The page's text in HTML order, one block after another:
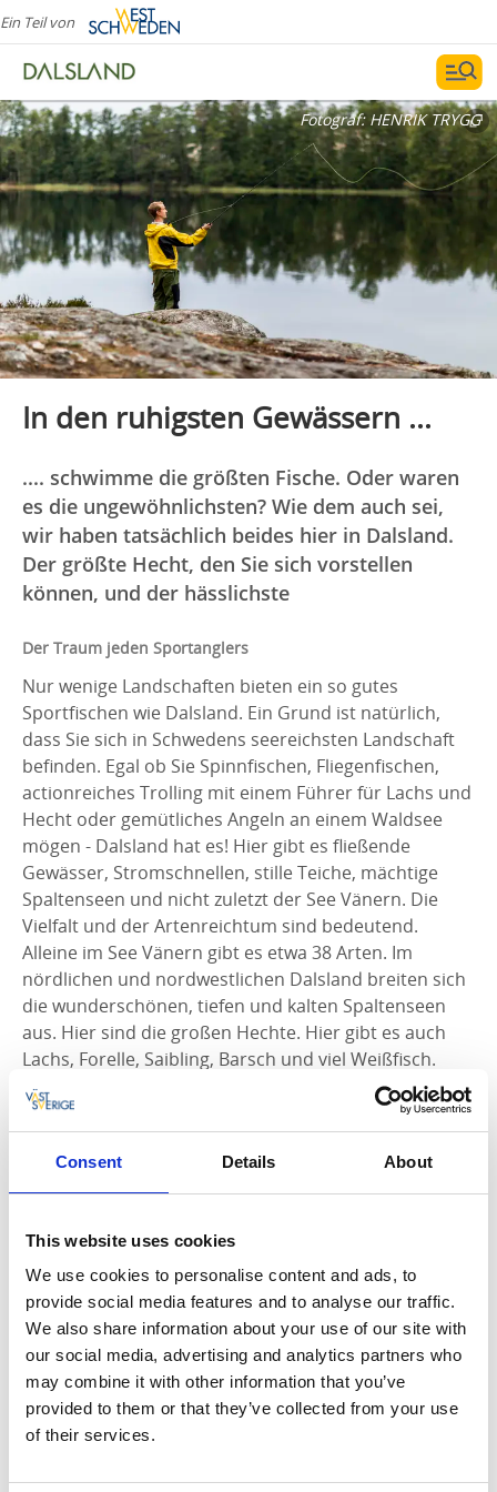
Consent Details About
This website uses cookies
We use cookies to personalise content and ads, to
provide social media features and to analyse our traffic.
We also share information about your use of our site with
our social media, advertising and analytics partners who
may combine it with other information that you’ve
provided to them or that they’ve collected from your use
of their services.
Ein Teil von
Fotograf:HENRIK TRYGG
In den ruhigsten Gewässern ...
.... schwimme die größten Fische. Oder waren
es die ungewöhnlichsten? Wie dem auch sei,
wir haben tatsächlich beides hier in Dalsland.
Der größte Hecht, den Sie sich vorstellen
können, und der hässlichste
Der Traum jeden Sportanglers
Nur wenige Landschaften bieten ein so gutes
Sportfischen wie Dalsland. Ein Grund ist natürlich,
dass Sie sich in Schwedens seereichsten Landschaft
befinden. Egal ob Sie Spinnfischen, Fliegenfischen,
actionreiches Trolling mit einem Führer für Lachs und
Hecht oder gemütliches Angeln an einem Waldsee
mögen - Dalsland hat es! Hier gibt es fließende
Gewässer, Stromschnellen, stille Teiche, mächtige
Spaltenseen und nicht zuletzt der See Vänern. Die
Vielfalt und der Artenreichtum sind bedeutend.
Alleine im See Vänern gibt es etwa 38 Arten. Im
nördlichen und nordwestlichen Dalsland breiten sich
die wunderschönen, tiefen und kalten Spaltenseen
aus. Hier sind die großen Hechte. Hier gibt es auch
Lachs, Forelle, Saibling, Barsch und viel Weißfisch.
Trolling. Foto: Jan Andersson, Åmåls kommun
Spinnfischen, Trolling und Angeln
Im westlichen Teil der Landschaft befinden sich unter
für Saibling. Die am besten geeigneten
Fangmethoden sind hier Spinnfischen, Schleppangeln
und Angeln. Ein weiteres aufregendes Angelgebiet ist
der nordöstliche und östliche Teil rund um Åmål und
Mellerud. Dort eröffnen sich große Möglichkeiten mit
Zugang zu Schwedens größtem See den Vänern.
Entlang der gesamten Vänerküste gibt es sehr gute
Sportfischgründe für fast alle süßwasserarten. Das
dem Vänern nach groß gewachsenem Lachsen und